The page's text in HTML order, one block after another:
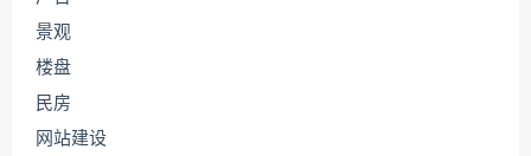
景观
楼盘
民房
网站建设